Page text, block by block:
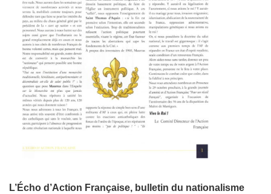
L’Écho d’Action Française, bulletin du nationalisme